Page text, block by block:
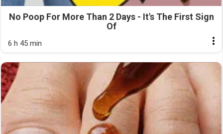
No Poop For More Than 2 Days - It's The First Sign
Of
6 h 45 min